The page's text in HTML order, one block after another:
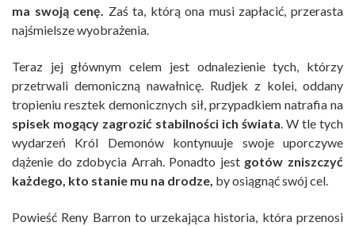
ma swoją cenę.
Zaś ta, którą ona musi zapłacić, przerasta
najśmielsze wyobrażenia.
Teraz jej głównym celem jest odnalezienie tych, którzy
przetrwali demoniczną nawałnicę. Rudjek z kolei, oddany
tropieniu resztek demonicznych sił, przypadkiem natrafia na
spisek mogący zagrozić stabilności ich świata . W tle tych
wydarzeń Król Demonów kontynuuje swoje uporczywe
dążenie do zdobycia Arrah. Ponadto jest gotów zniszczyć
każdego, kto stanie mu na drodze, by osiągnąć swój cel.
Powieść Reny Barron to urzekająca historia, która przenosi